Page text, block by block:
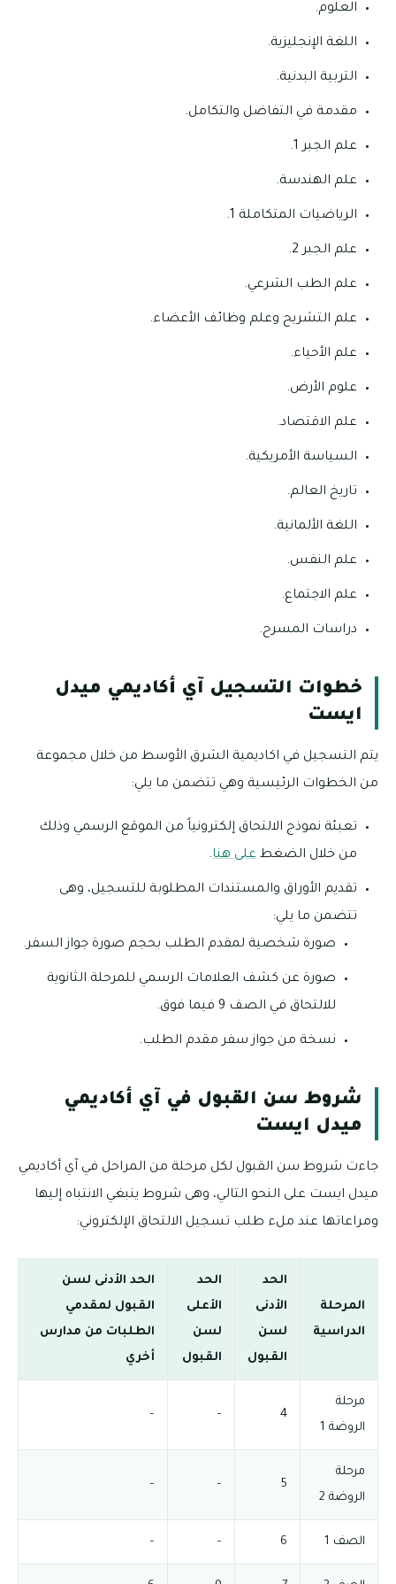
العلوم.
اللغة الإنجليزية.
التربية البدنية.
مقدمة في التفاضل والتكامل.
علم الجبر 1.
علم الهندسة.
الرياضيات المتكاملة 1.
علم الجبر 2.
علم الطب الشرعي.
علم التشريح وعلم وظائف الأعضاء.
علم الأحياء.
علوم الأرض.
علم الاقتصاد.
السياسة الأمريكية.
تاريخ العالم.
اللغة الألمانية.
علم النفس.
علم الاجتماع.
دراسات المسرح.
خطوات التسجيل آي أكاديمي ميدل
ايست
يتم التسجيل في اكاديمية الشرق الأوسط من خلال مجموعة
من الخطوات الرئيسية وهي تتضمن ما يلي:
تعبئة نموذج الالتحاق إلكترونياً من الموقع الرسمي وذلك
من خلال الضغط على هنا.
تقديم الأوراق والمستندات المطلوبة للتسجيل، وهى
تتضمن ما يلي:
صورة شخصية لمقدم الطلب بحجم صورة جواز السفر.
صورة عن كشف العلامات الرسمي للمرحلة الثانوية
للالتحاق في الصف 9 فيما فوق.
نسخة من جواز سفر مقدم الطلب.
شروط سن القبول في آي أكاديمي
ميدل ايست
جاءت شروط سن القبول لكل مرحلة من المراحل في آي أكاديمي
ميدل ايست على النحو التالي، وهى شروط ينبغي الانتباه إليها
ومراعاتها عند ملء طلب تسجيل الالتحاق الإلكتروني:
المرحلة
الدراسية
الحد
الأدنى
لسن
القبول
الحد
الأعلى
لسن
القبول
الحد الأدنى لسن
القبول لمقدمي
الطلبات من مدارس
أخري
مرحلة
الروضة 1
4
–
–
مرحلة
الروضة 2
5
–
–
الصف 1 6
–
–